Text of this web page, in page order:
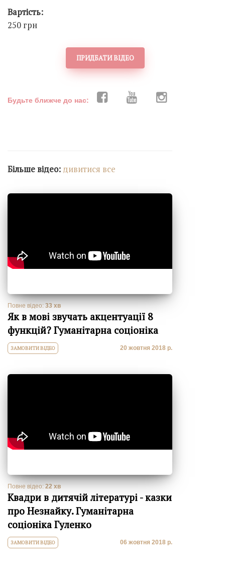
Вартість:
250 грн
ПРИДБАТИ ВІДЕО
Будьте ближче до нас:
Більше відео: дивитися все
Повне відео: 33 хв
Як в мові звучать акцентуації 8
функцій? Гуманітарна соціоніка
ЗАМОВИТИ ВІДЕО 20 жовтня 2018 р.
Повне відео: 22 хв
Квадри в дитячій літературі - казки
про Незнайку. Гуманітарна
соціоніка Гуленко
ЗАМОВИТИ ВІДЕО 06 жовтня 2018 р.